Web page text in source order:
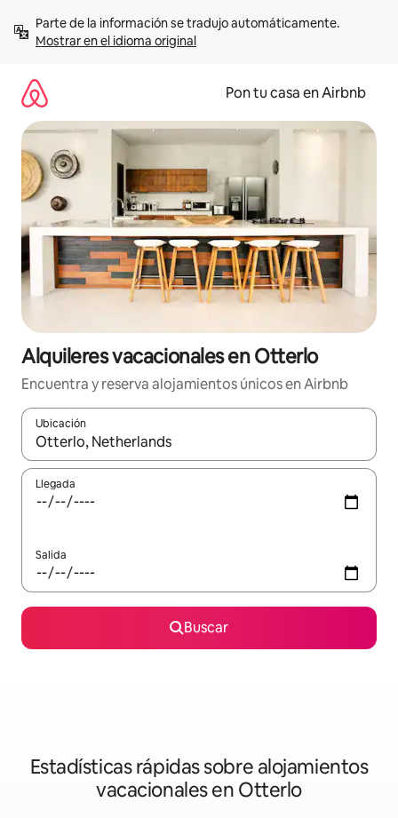
contenidoMostrar en el idioma original
Pon tu casa en Airbnb
Alquileres vacacionales en Otterlo
Encuentra y reserva alojamientos únicos en Airbnb
Ubicación
Cuando los resultados estén disponibles, navega con las
Llegada
Salida
Buscar
Estadísticas rápidas sobre alojamientos
vacacionales en Otterlo